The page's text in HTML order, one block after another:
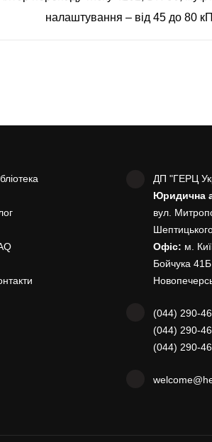
налаштування – від 45 до 80
ДП "ГЕРЦ
Юридична
вул.
Офіс: м.
Бойчука
(044) 290-
(044) 290-
(044) 290-